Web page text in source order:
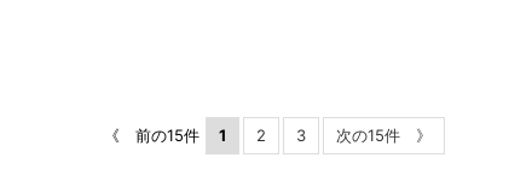
《 前の15件 1 2 3 次の15件 》